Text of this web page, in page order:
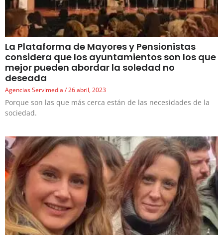
La Plataforma de Mayores y Pensionistas
considera que los ayuntamientos son los que
mejor pueden abordar la soledad no
deseada
Agencias Servimedia 26 abril, 2023
Porque son las que más cerca están de las necesidades de la
sociedad.